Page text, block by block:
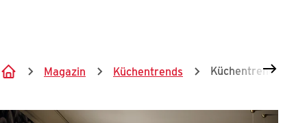
Magazin Küchentrends Küchentrend